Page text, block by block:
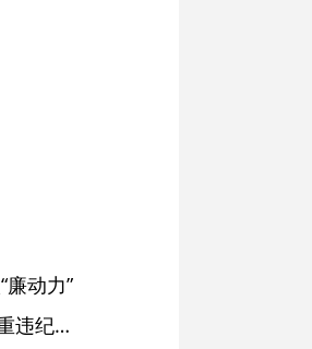
动力”
绩溪县长安镇原党委副书记、镇长程枫华严重违纪违法被开除党籍和公职